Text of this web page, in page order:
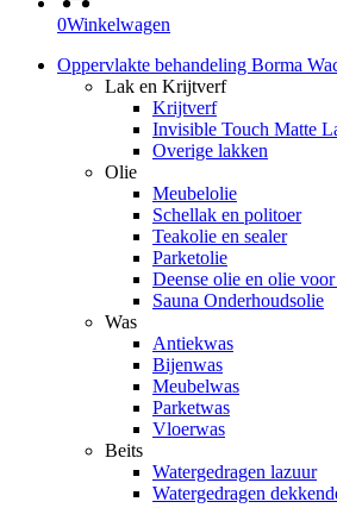
0Winkelwagen
Oppervlakte behandeling Borma
Lak en Krijtverf
Krijtverf
Invisible Touch Matte
Overige lakken
Olie
Meubelolie
Schellak en politoer
Teakolie en sealer
Parketolie
Deense olie en olie
Sauna Onderhoudsolie
Was
Antiekwas
Bijenwas
Meubelwas
Parketwas
Vloerwas
Beits
Watergedragen lazuur
Watergedragen